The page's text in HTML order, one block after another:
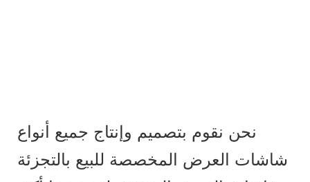
نحن نقوم بتصميم وإنتاج جميع أنواع
شاشات العرض المخصصة للبيع بالتجزئة